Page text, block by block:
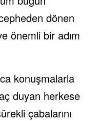
dönen
önemli bir adım
konuşmalarla
duyan herkese
çabalarını